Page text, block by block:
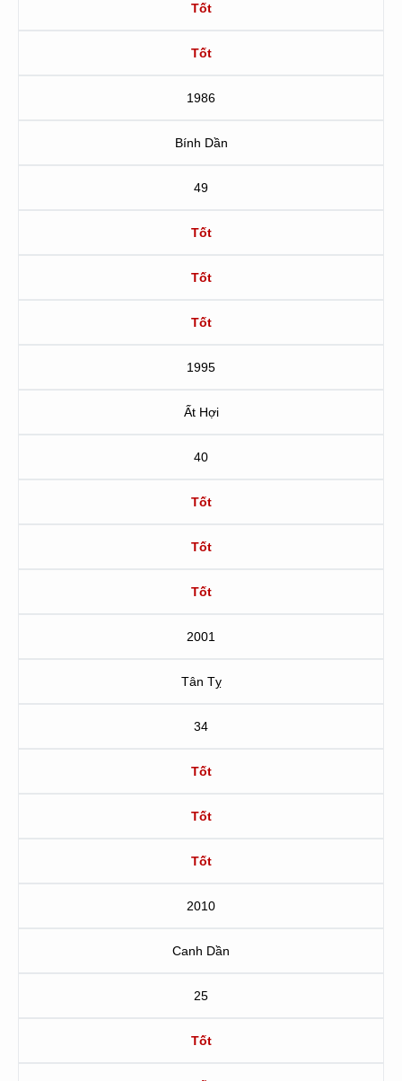
Tốt
Tốt
1986
Bính Dần
49
Tốt
Tốt
Tốt
1995
Ất Hợi
40
Tốt
Tốt
Tốt
2001
Tân Tỵ
34
Tốt
Tốt
Tốt
2010
Canh Dần
25
Tốt